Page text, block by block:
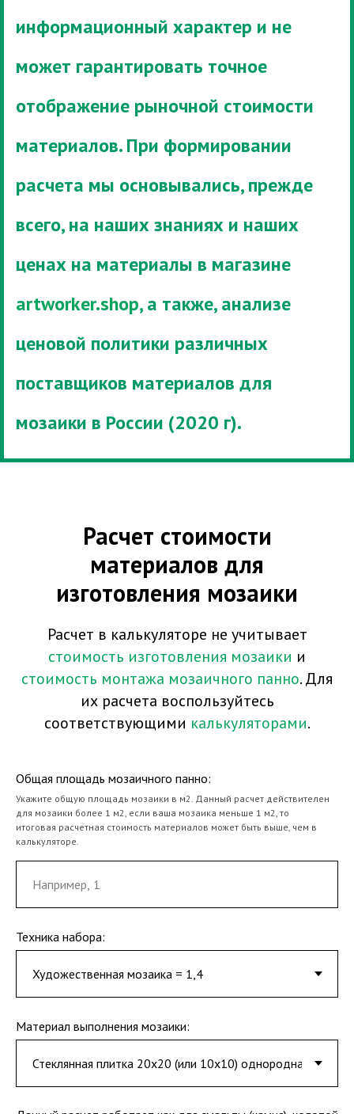
информационный характер и не
может гарантировать точное
отображение рыночной стоимости
материалов. При формировании
расчета мы основывались, прежде
всего, на наших знаниях и наших
ценах на материалы в магазине
artworker.shop, а также, анализе
ценовой политики различных
поставщиков материалов для
мозаики в России (2020 г).
Расчет стоимости
материалов для
изготовления мозаики
Расчет в калькуляторе не учитывает
стоимость изготовления мозаики и
стоимость монтажа мозаичного панно. Для
их расчета воспользуйтесь
соответствующими калькуляторами.
Общая площадь мозаичного панно:
Укажите общую площадь мозаики в м2. Данный расчет действителен
для мозаики более 1 м2, если ваша мозаика меньше 1 м2, то
итоговая расчетная стоимость материалов может быть выше, чем в
калькуляторе.
Техника набора:
Материал выполнения мозаики: